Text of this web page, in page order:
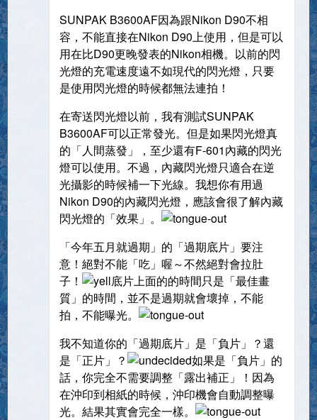
SUNPAK B3600AF因為跟Nikon D90不相
容，不能直接在Nikon D90上使用，但是可以
用在比D90更晚發表的Nikon相機。以前的閃
光燈的充電速度遠不如現代的閃光燈，只要
是使用閃光燈的時候都無法連拍！
在寄送閃光燈以前，我有測試SUNPAK
B3600AF可以正常發光。但是如果閃光燈真
的「人間蒸發」，至少還有F-601內藏的閃光
燈可以使用。不過，內藏閃光燈只適合在逆
光攝影的時候補一下光線。我想你有用過
Nikon D90的內藏閃光燈，應該會很了解內藏
閃光燈的「效果」。
「今年五月就過期」的「過期底片」要注
意！絕對不能「吃」喔～不然絕對會拉肚
子！
底片上面的的時間只是「最佳畫
質」的時間，並不是過期就會壞掉，不能
拍，不能曝光。
我不知道你的「過期底片」是「負片」？還
是「正片」？
如果是「負片」的
話，你完全不需要調整「露出補正」！因為
在沖印到相紙的時候，沖印機會自動調整曝
光。結果其實會完全一樣。